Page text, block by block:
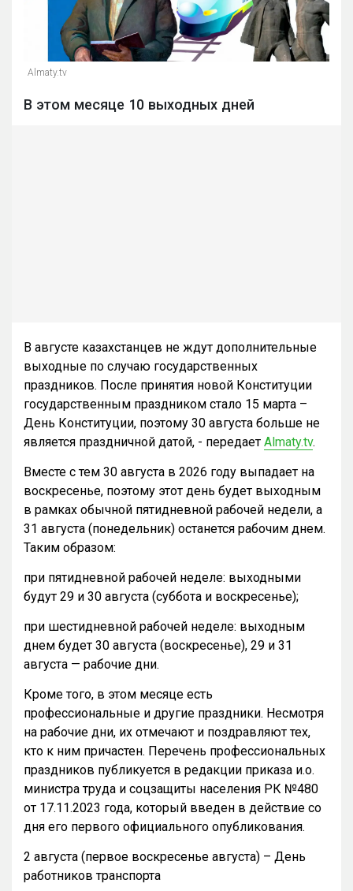
Almaty.tv
В этом месяце 10 выходных дней
В августе казахстанцев не ждут дополнительные
выходные по случаю государственных
праздников. После принятия новой Конституции
государственным праздником стало 15 марта –
День Конституции, поэтому 30 августа больше не
является праздничной датой, - передает Almaty.tv.
Вместе с тем 30 августа в 2026 году выпадает на
воскресенье, поэтому этот день будет выходным
в рамках обычной пятидневной рабочей недели, а
31 августа (понедельник) останется рабочим днем.
Таким образом:
при пятидневной рабочей неделе: выходными
будут 29 и 30 августа (суббота и воскресенье);
при шестидневной рабочей неделе: выходным
днем будет 30 августа (воскресенье), 29 и 31
августа — рабочие дни.
Кроме того, в этом месяце есть
профессиональные и другие праздники. Несмотря
на рабочие дни, их отмечают и поздравляют тех,
кто к ним причастен. Перечень профессиональных
праздников публикуется в редакции приказа и.о.
министра труда и соцзащиты населения РК №480
от 17.11.2023 года, который введен в действие со
дня его первого официального опубликования.
2 августа (первое воскресенье августа) – День
работников транспорта